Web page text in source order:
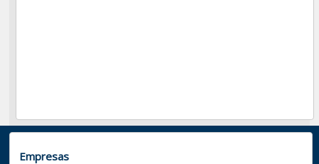
Empresas